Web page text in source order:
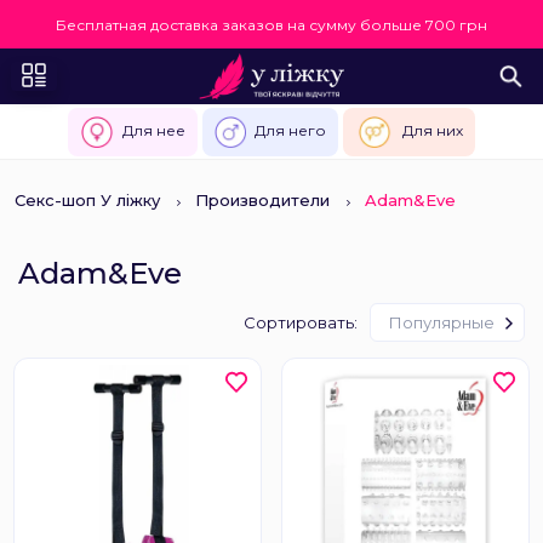
Бесплатная доставка заказов на сумму больше 700 грн
Для нее Для него Для них
Секс-шоп У ліжку Производители Adam&Eve
Adam&Eve
Сортировать: Популярные